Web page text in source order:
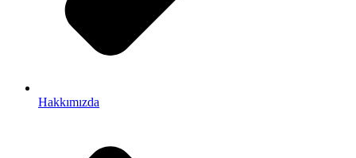
Hakkımızda